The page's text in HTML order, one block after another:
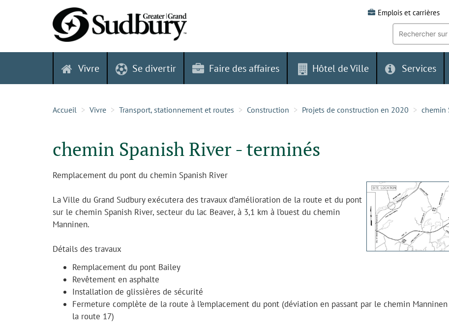
Emplois et carrières
Recherche
mot-
clé:
Vivre Se divertir Faire des affaires Hôtel de Ville Services
Accueil Vivre Transport, stationnement et routes Construction Projets de construction en 2020 chemin
chemin Spanish River - terminés
Remplacement du pont du chemin Spanish River
La Ville du Grand Sudbury exécutera des travaux d’amélioration de la route et du pont
sur le chemin Spanish River, secteur du lac Beaver, à 3,1 km à l’ouest du chemin
Manninen.
Détails des travaux
Remplacement du pont Bailey
Revêtement en asphalte
Installation de glissières de sécurité
Fermeture complète de la route à l’emplacement du pont (déviation en passant par le chemin
la route 17)